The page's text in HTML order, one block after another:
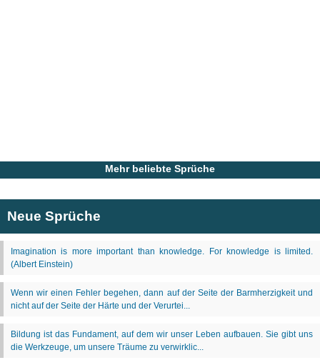
Mehr beliebte Sprüche
Neue Sprüche